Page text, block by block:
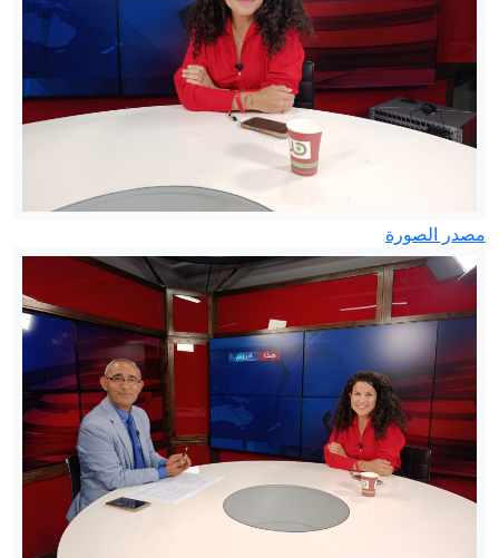
مصدر الصورة